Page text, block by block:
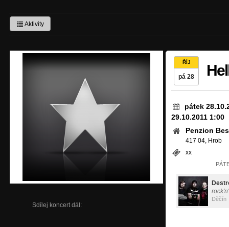
Aktivity
Sdílej koncert dál:
ŘÍJ
pá 28
pátek
29.10.2011 1:00
Penzion
417 04, Hrob
xx
Děčín